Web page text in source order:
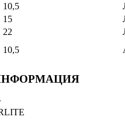
10,5
15
22
10,5